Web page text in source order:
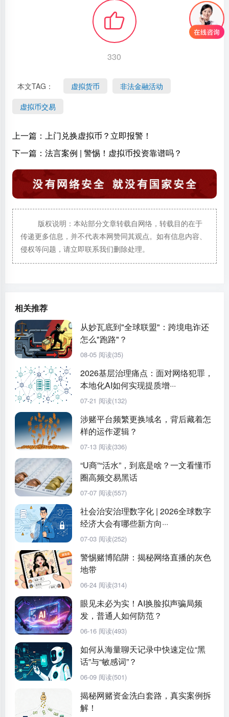
330
本文TAG： 虚拟货币
非法金融活动
虚拟币交易
上一篇：上门兑换虚拟币？立即报警！
下一篇：法言案例 | 警惕！虚拟币投资靠谱吗？
版权说明：本站部分文章转载自网络，转载目的在于
传递更多信息，并不代表本网赞同其观点。如有信息内容、
侵权等问题，请立即联系我们删除处理。
相关推荐
从妙瓦底到"全球联盟"：跨境电诈还
怎么"跑路"？
08-05 阅读(35)
2026基层治理痛点：面对网络犯罪，
本地化AI如何实现提质增···
07-21 阅读(132)
涉赌平台频繁更换域名，背后藏着怎
样的运作逻辑？
07-13 阅读(336)
“U商”“活水”，到底是啥？一文看懂币
圈高频交易黑话
07-07 阅读(557)
社会治安治理数字化 | 2026全球数字
经济大会有哪些新方向···
07-03 阅读(252)
警惕赌博陷阱：揭秘网络直播的灰色
地带
06-24 阅读(314)
眼见未必为实！AI换脸拟声骗局频
发，普通人如何防范？
06-16 阅读(493)
如何从海量聊天记录中快速定位“黑
话”与“敏感词”？
06-09 阅读(501)
揭秘网赌资金洗白套路，真实案例拆
解！